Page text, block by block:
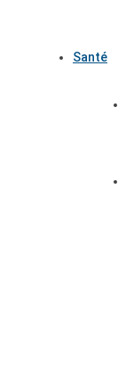
Santé